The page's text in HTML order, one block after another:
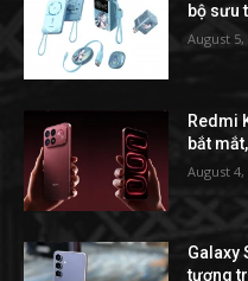
bộ sưu
August 5,
Redmi
bắt
August 4,
Galaxy
tượng